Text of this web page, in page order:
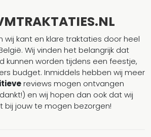
wij kant en klare traktaties door heel
Wij vinden het belangrijk dat
kunnen worden tijdens een feestje,
budget. Inmiddels hebben wij meer
reviews mogen ontvangen
en wij hopen dan ook dat wij
bij jouw te mogen bezorgen!